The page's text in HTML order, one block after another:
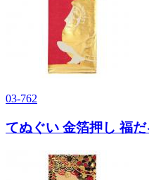
03-762
てぬぐい 金箔押し 福